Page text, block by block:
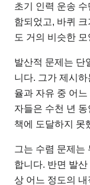
초기 인력 운송
함되었고, 바퀴
도 거의 비슷한
발산적 문제는 단
니다. 그가 제시
율과 자유 중 어
자들은 수천 년
책에 도달하지 못
그는 수렴 문제는
합니다. 반면 발
상 어느 정도의